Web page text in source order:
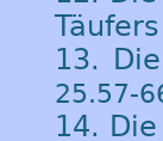
13.
25.57-
14.